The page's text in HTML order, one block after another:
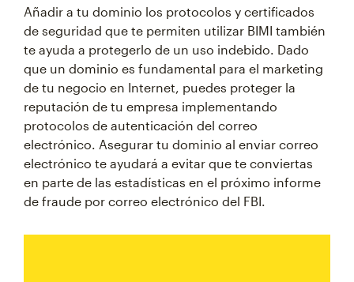
Añadir a tu dominio los protocolos y certificados
de seguridad que te permiten utilizar BIMI también
te ayuda a protegerlo de un uso indebido. Dado
que un dominio es fundamental para el marketing
de tu negocio en Internet, puedes proteger la
reputación de tu empresa implementando
protocolos de autenticación del correo
electrónico. Asegurar tu dominio al enviar correo
electrónico te ayudará a evitar que te conviertas
en parte de las estadísticas en el próximo informe
de fraude por correo electrónico del FBI.